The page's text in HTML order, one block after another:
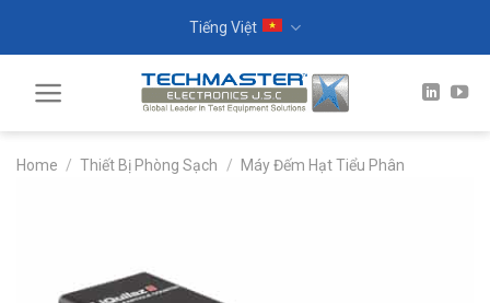
Tiếng Việt
Home / Thiết Bị Phòng Sạch / Máy Đếm Hạt Tiểu Phân